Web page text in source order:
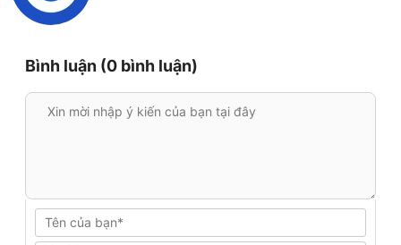
Bình luận (0 bình luận)